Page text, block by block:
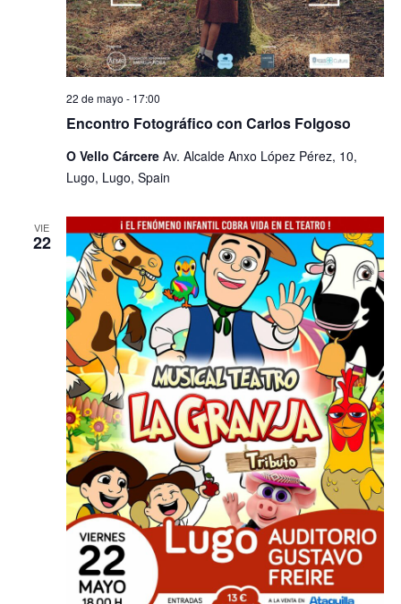
Encontro Fotográfico con Carlos Folgoso
22 de mayo - 17:00
O Vello Cárcere Av. Alcalde Anxo López Pérez, 10,
Lugo, Lugo, Spain
VIE
22